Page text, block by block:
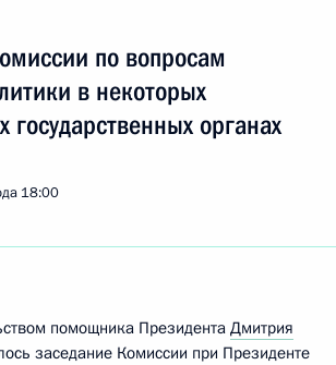
по вопросам
в некоторых
государственных органах
18:00
помощника Президента Дмитрия
заседание Комиссии при Президенте